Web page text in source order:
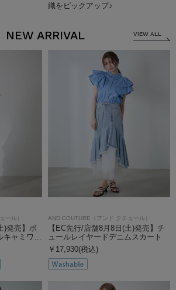
織をピックアップ♪
NEW ARRIVAL VIEW ALL
ール）
)発売】ボ
キャミワ…
AND COUTURE（アンド クチュール）
【EC先行/店舗8月8日(土)発売】チ
ュールレイヤードデニムスカート
￥17,930(税込)